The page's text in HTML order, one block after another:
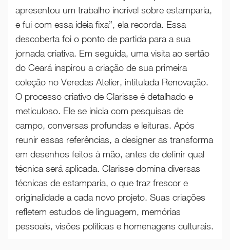
apresentou um trabalho incrível sobre estamparia,
e fui com essa ideia fixa”, ela recorda. Essa
descoberta foi o ponto de partida para a sua
jornada criativa. Em seguida, uma visita ao sertão
do Ceará inspirou a criação de sua primeira
coleção no Veredas Atelier, intitulada Renovação.
O processo criativo de Clarisse é detalhado e
meticuloso. Ele se inicia com pesquisas de
campo, conversas profundas e leituras. Após
reunir essas referências, a designer as transforma
em desenhos feitos à mão, antes de definir qual
técnica será aplicada. Clarisse domina diversas
técnicas de estamparia, o que traz frescor e
originalidade a cada novo projeto. Suas criações
refletem estudos de linguagem, memórias
pessoais, visões políticas e homenagens culturais.